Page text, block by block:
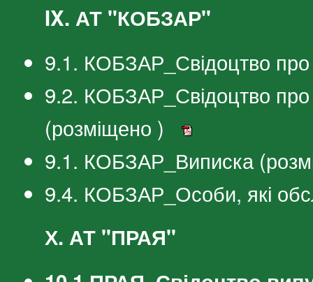
IX. АТ "КОБЗАР"
9.1. КОБЗАР_Свідоцтво
9.2. КОБЗАР_Свідоцтво
(розміщено )
9.1. КОБЗАР_Виписка
9.4. КОБЗАР_Особи, які
Х. АТ "ПРАЯ"